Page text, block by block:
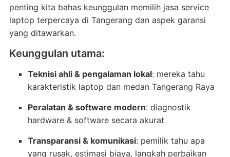
penting kita bahas keunggulan memilih jasa service
laptop terpercaya di Tangerang dan aspek garansi
yang ditawarkan.
Keunggulan utama:
Teknisi ahli & pengalaman lokal: mereka tahu
karakteristik laptop dan medan Tangerang Raya
Peralatan & software modern: diagnostik
hardware & software secara akurat
Transparansi & komunikasi: pemilik tahu apa
yang rusak, estimasi biaya, langkah perbaikan